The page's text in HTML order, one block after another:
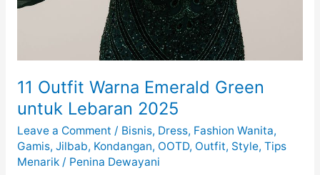
11 Outfit Warna Emerald Green
untuk Lebaran 2025
Leave a Comment / Bisnis, Dress, Fashion Wanita,
Gamis, Jilbab, Kondangan, OOTD, Outfit, Style, Tips
Menarik/ Penina Dewayani